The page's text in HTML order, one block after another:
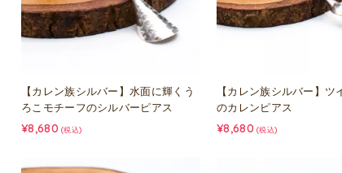
【カレン族シルバー】水面に輝くう
ろこモチーフのシルバーピアス
¥8,680 (税込)
【カレン族シルバー】ツ
のカレンピアス
¥8,680 (税込)